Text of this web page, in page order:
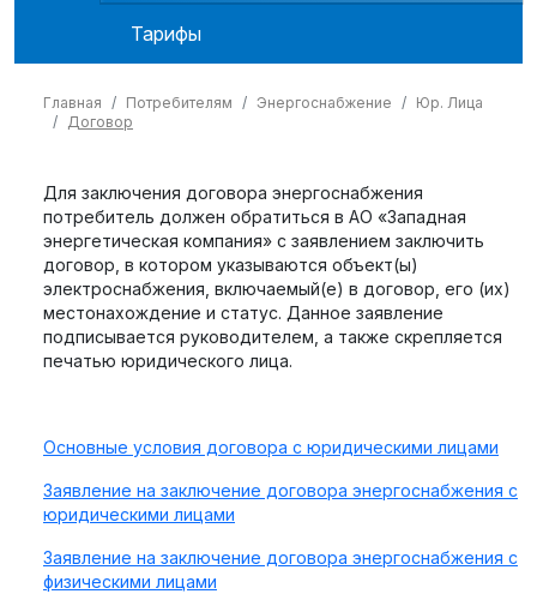
Тарифы
Главная Потребителям Энергоснабжение
Юр. Лица
Договор
Для заключения договора энергоснабжения
потребитель должен обратиться в АО «Западная
энергетическая компания» с заявлением заключить
договор, в котором указываются объект(ы)
электроснабжения, включаемый(е) в договор, его (их)
местонахождение и статус. Данное заявление
подписывается руководителем, а также скрепляется
печатью юридического лица.
Основные условия договора с юридическими лицами
Заявление на заключение договора энергоснабжения с
юридическими лицами
Заявление на заключение договора энергоснабжения с
физическими лицами